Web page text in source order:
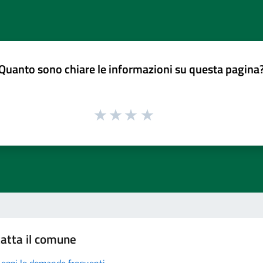
sono chiare le informazioni su questa
il comune